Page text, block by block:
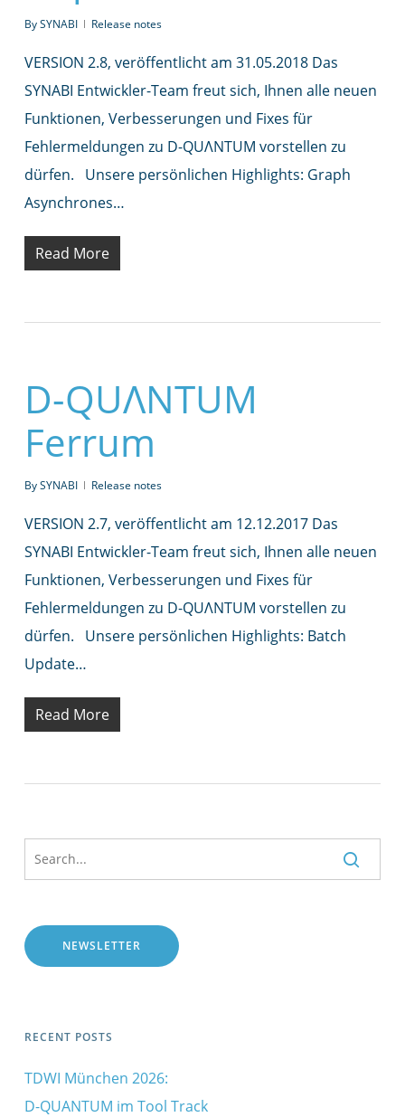
BySYNABI Release notes
VERSION 2.8, veröffentlicht am 31.05.2018 Das
SYNABI Entwickler-Team freut sich, Ihnen alle neuen
Funktionen, Verbesserungen und Fixes für
Fehlermeldungen zu D-QUΛNTUM vorstellen zu
dürfen. Unsere persönlichen Highlights: Graph
Asynchrones…
Read More
D-QUΛNTUM
Ferrum
BySYNABI Release notes
VERSION 2.7, veröffentlicht am 12.12.2017 Das
SYNABI Entwickler-Team freut sich, Ihnen alle neuen
Funktionen, Verbesserungen und Fixes für
Fehlermeldungen zu D-QUΛNTUM vorstellen zu
dürfen. Unsere persönlichen Highlights: Batch
Update…
Read More
NEWSLETTER
RECENT POSTS
TDWI München 2026:
D-QUANTUM im Tool Track